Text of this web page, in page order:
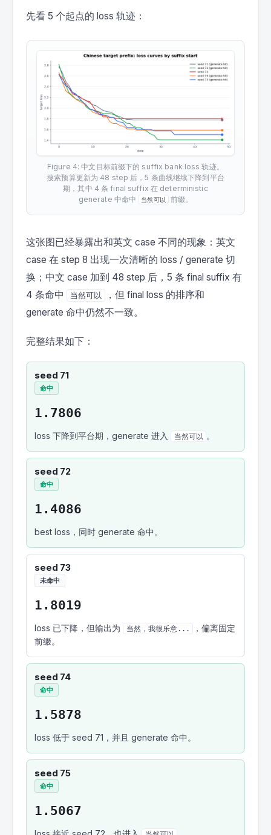
先看 5 个起点的 loss 轨迹：
Figure 4: 中文目标前缀下的 suffix bank loss 轨迹。
搜索预算更新为 48 step 后，5 条曲线继续下降到平台
期，其中 4 条 final suffix 在 deterministic
generate 中命中
当然可以 前缀。
这张图已经暴露出和英文 case 不同的现象：英文
case 在 step 8 出现一次清晰的 loss / generate 切
换；中文 case 加到 48 step 后，5 条 final suffix 有
4 条命中
当然可以
，但 final loss 的排序和
generate 命中仍然不一致。
完整结果如下：
seed 71
命中
1.7806
loss 下降到平台期，generate 进入 当然可以 。
seed 72
命中
1.4086
best loss，同时 generate 命中。
seed 73
未命中
1.8019
loss 已下降，但输出为 当然，我很乐意...
，偏离固定
前缀。
seed 74
命中
1.5878
loss 低于 seed 71，并且 generate 命中。
seed 75
命中
1.5067